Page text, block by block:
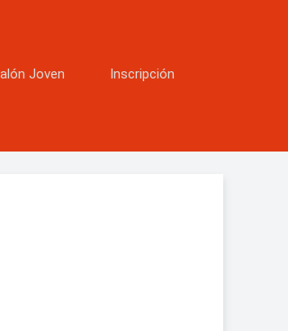
Joven Inscripción